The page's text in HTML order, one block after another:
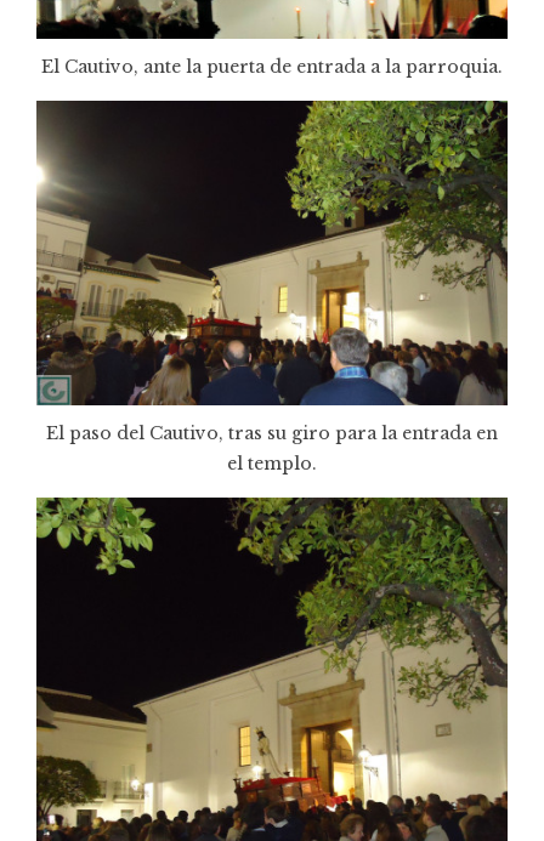
El Cautivo, ante la puerta de entrada a la parroquia.
El paso del Cautivo, tras su giro para la entrada en
el templo.